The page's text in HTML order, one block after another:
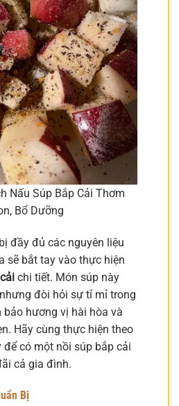
Nấu Súp Bắp Cải Thơm
Bổ Dưỡng
đầy đủ các nguyên liệu
sẽ bắt tay vào thực hiện
chi tiết. Món súp này
đòi hỏi sự tỉ mỉ trong
hương vị hài hòa và
Hãy cùng thực hiện theo
có một nồi súp bắp cải
cả gia đình.
Bị